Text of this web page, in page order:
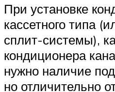
При установке
кассетного типа
сплит-системы),
кондиционера
нужно наличие
но отличительно